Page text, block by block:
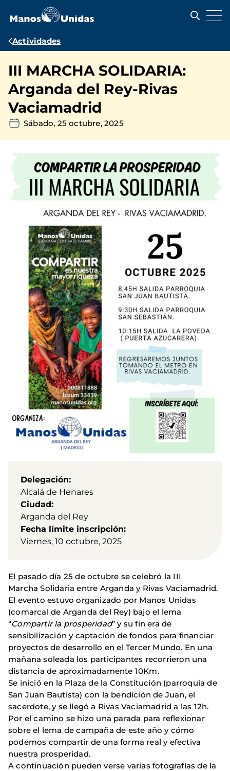
contenido
Ruta
navegación
Actividades
III MARCHA SOLIDARIA:
Arganda del Rey-Rivas
Vaciamadrid
Sábado, 25 octubre, 2025
Delegación
Alcalá de Henares
Ciudad
Arganda del Rey
Fecha límite inscripción
Viernes, 10 octubre, 2025
El pasado día 25 de octubre se celebró la III
Marcha Solidaria entre Arganda y Rivas Vaciamadrid.
El evento estuvo organizado por Manos Unidas
(comarcal de Arganda del Rey) bajo el lema
“Compartir la prosperidad” y su fin era de
sensibilización y captación de fondos para financiar
proyectos de desarrollo en el Tercer Mundo. En una
mañana soleada los participantes recorrieron una
distancia de aproximadamente 10Km.
Se inició en la Plaza de la Constitución (parroquia de
San Juan Bautista) con la bendición de Juan, el
sacerdote, y se llegó a Rivas Vaciamadrid a las 12h.
Por el camino se hizo una parada para reflexionar
sobre el lema de campaña de este año y cómo
podemos compartir de una forma real y efectiva
nuestra prosperidad.
A continuación pueden verse varias fotografías de la